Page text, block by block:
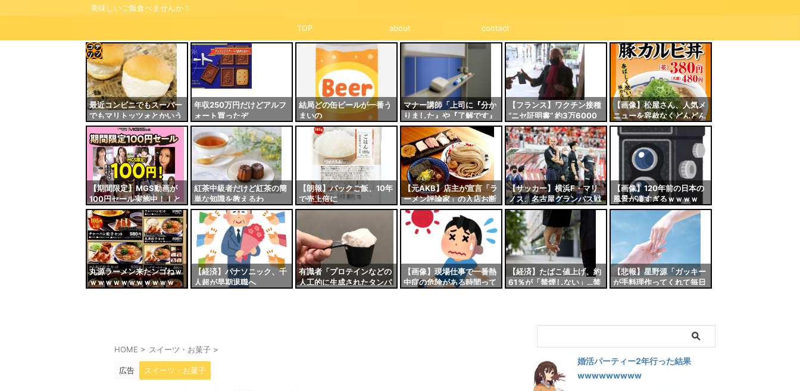
美味しいご飯食べませんか！
TOP about contact
最近コンビニでもスーパー
でもマリトッツォとかいう
クリーム丸出しのクリーム
パンあるけど
年収250万円だけどアルフ
ォート買ったぞ
結局どの缶ビールが一番う
まいの
マナー講師「上司に『分か
りました』や『了解です』
はNG！他の敬語に比べて
敬意の度合いがやや控え
め」←これ
【フランス】ワクチン接種
“ニセ証明書” 約3万6000
人が所持…医療従事者270
人が偽造関与か
【画像】松屋さん、人気メ
ニューを容赦なくどんどん
値上げしてしまう……
【期間限定】MGS動画が
100円セール実施中！！と
りあえず全部買うやろｗｗ
ｗｗｗ
紅茶中級者だけど紅茶の簡
単な知識を教えるわ
【朗報】パックご飯、10年
で売上倍に
【元AKB】店主が宣言「ラ
ーメン評論家」の入店お断
り…「うちにはマイナスし
かなかった」
【サッカー】横浜F・マリ
ノス、名古屋グランパス戦
の“指笛疑惑”に声明…「反
スポーツマンシップにつな
がる行為は許しません」
【画像】120年前の日本の
風景が凄すぎるｗｗｗｗ
丸源ラーメン来たンゴねｗ
ｗｗｗｗｗｗｗｗｗｗｗ
【経済】パナソニック、千
人超が早期退職へ
有識者「プロテインなどの
人工的に生成されたタンパ
【画像】現場仕事で一番熱
中症の危険がある時間って
【経済】たばこ値上げ、約
61％が「禁煙しない」…禁
【悲報】星野源「ガッキー
が手料理作ってくれて毎日
コテ
リン
- 固
定リ
ンク
自動
更新
ツー
ル
HOME > スイーツ・お菓子 >
広告 スイーツ・お菓子
婚活パーティー2年行った結果
wwwwwwwww